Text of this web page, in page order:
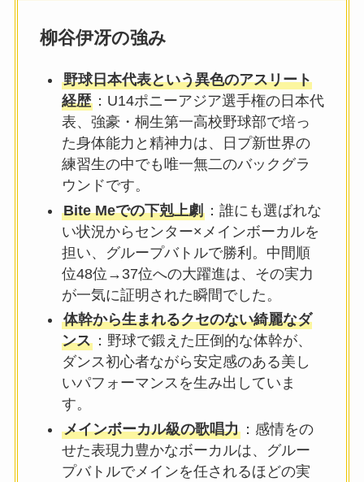
柳谷伊冴の強み
野球日本代表という異色のアスリート
経歴：U14ポニーアジア選手権の日本代
表、強豪・桐生第一高校野球部で培っ
た身体能力と精神力は、日プ新世界の
練習生の中でも唯一無二のバックグラ
ウンドです。
Bite Meでの下剋上劇：誰にも選ばれな
い状況からセンター×メインボーカルを
担い、グループバトルで勝利。中間順
位48位→37位への大躍進は、その実力
が一気に証明された瞬間でした。
体幹から生まれるクセのない綺麗なダ
ンス：野球で鍛えた圧倒的な体幹が、
ダンス初心者ながら安定感のある美し
いパフォーマンスを生み出していま
す。
メインボーカル級の歌唱力：感情をの
せた表現力豊かなボーカルは、グルー
プバトルでメインを任されるほどの実